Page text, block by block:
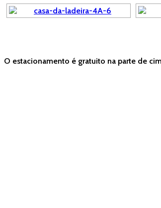
O estacionamento é gratuito na parte de